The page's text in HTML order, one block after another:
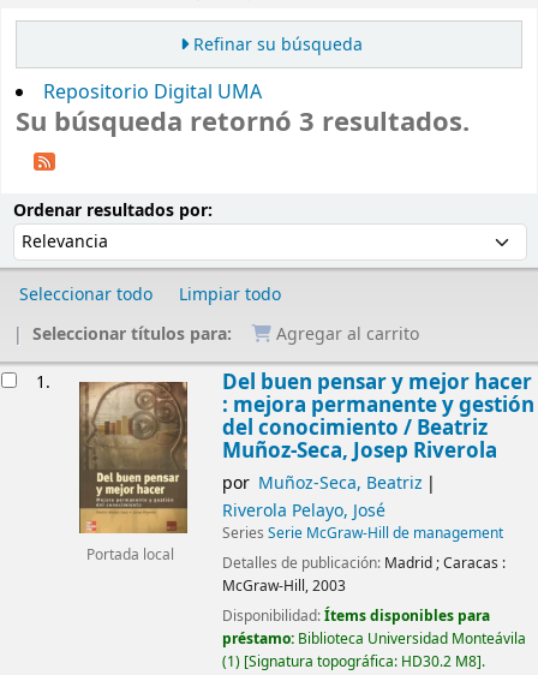
Refinar su búsqueda
Repositorio Digital UMA
Su búsqueda retornó 3 resultados.
Ordenar resultados por:
Seleccionar todo
Limpiar todo
Seleccionar títulos para:
Agregar al carrito
1.
Portada local
Del buen pensar y mejor hacer
: mejora permanente y gestión
del conocimiento / Beatriz
Muñoz-Seca, Josep Riverola
por Muñoz-Seca, Beatriz
Riverola Pelayo, José
Series Serie McGraw-Hill de management
Detalles de publicación: Madrid ; Caracas :
McGraw-Hill,2003
Disponibilidad:Ítems disponibles para
préstamo: Biblioteca Universidad Monteávila
(1) Signatura topográfica: HD30.2 M8 .